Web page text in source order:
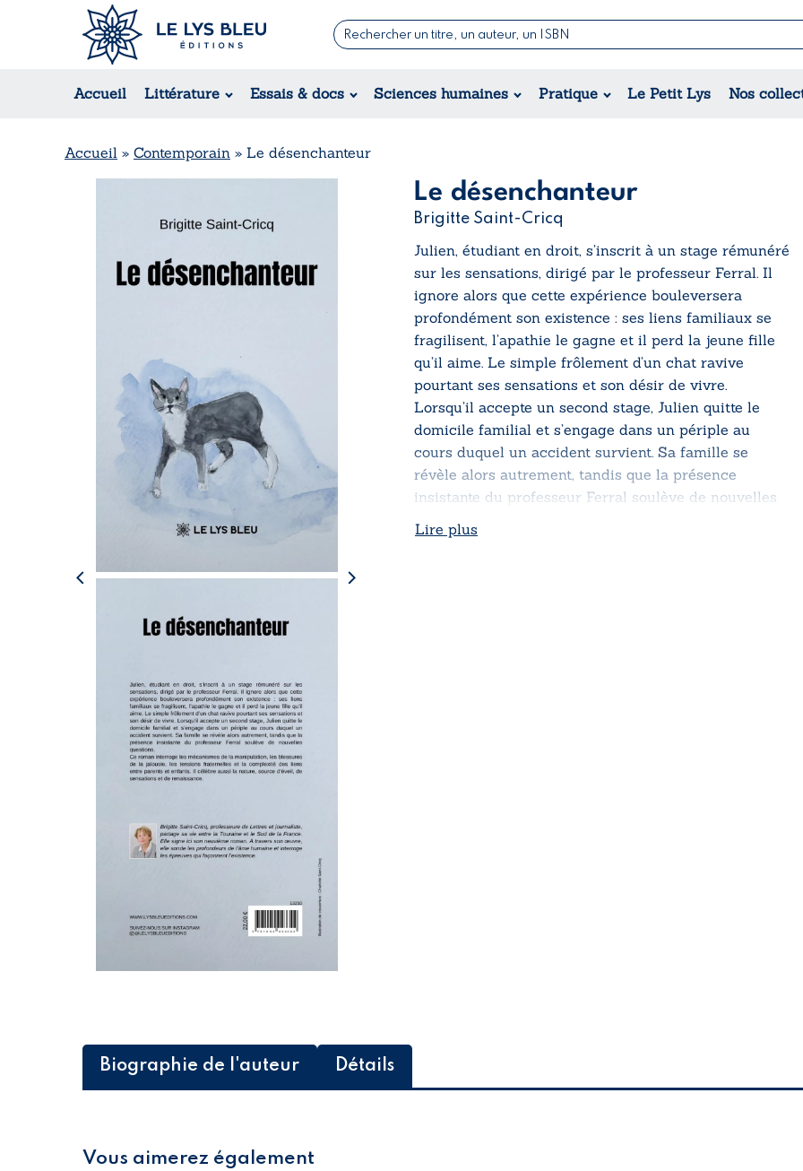
Accueil Littérature Essais & docs Sciences humaines Pratique Le Petit Lys Nos
Romans
Suspense / Thriller / Policier
Romance
Jeunesse
Théâtre
Accueil » Contemporain » Le désenchanteur
Le désenchanteur
Brigitte Saint-Cricq
Julien, étudiant en droit, s’inscrit à un stage rémunéré
sur les sensations, dirigé par le professeur Ferral. Il
ignore alors que cette expérience bouleversera
profondément son existence : ses liens familiaux se
fragilisent, l’apathie le gagne et il perd la jeune fille
qu’il aime. Le simple frôlement d’un chat ravive
pourtant ses sensations et son désir de vivre.
Lorsqu’il accepte un second stage, Julien quitte le
domicile familial et s’engage dans un périple au
cours duquel un accident survient. Sa famille se
révèle alors autrement, tandis que la présence
insistante du professeur Ferral soulève de nouvelles
Lire plus
Biographie de l'auteur Détails
Vous aimerez également